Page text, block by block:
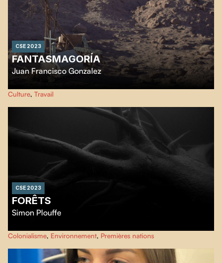
CSE 2023
FANTASMAGORÍA
Juan Francisco Gonzalez
Au milieu du désert d'Atacama à travers les vestiges de la dernière industrie
de salpêtre, où les habitants sont témoins du déclin de l'industrialisation
dans le point géographique le plus sec du monde.
Culture, Travail
CSE 2023
FORÊTS
Simon Plouffe
Cette exploration d’un réservoir hydroélectrique situé en territoire Innu non
cédé témoigne de l’urgence climatique à travers de multiples récits qui
racontent le rapport d'une communauté à son territoire.
Colonialisme, Environnement, Premières nations